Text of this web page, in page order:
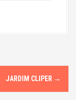
JARDIM CLIPER →